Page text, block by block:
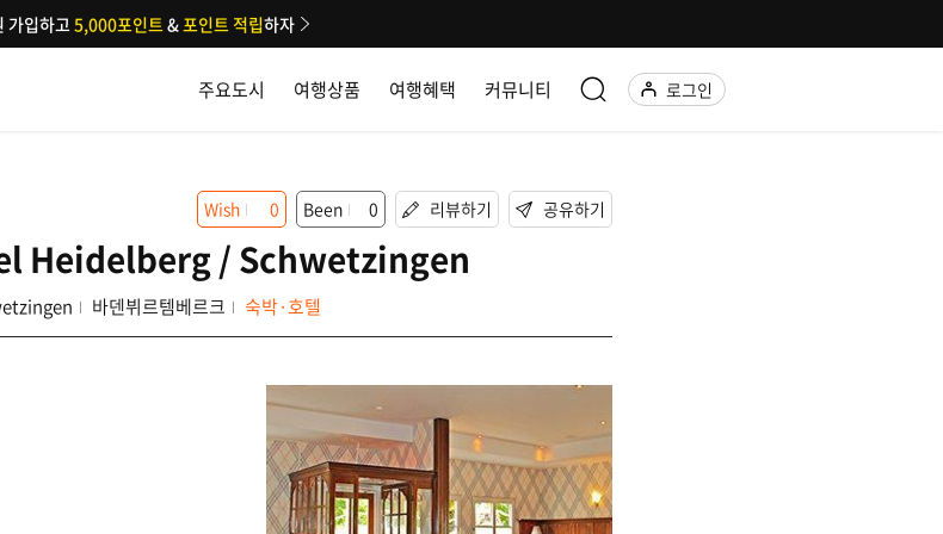
주요도시 여행상품 여행혜택 커뮤니티 로그인
가입하고5,000포인트&포인트 적립하자
Heidelberg / Schwetzingen
바덴뷔르템베르크 숙박·호텔
Wish 0 Been 0 리뷰하기 공유하기